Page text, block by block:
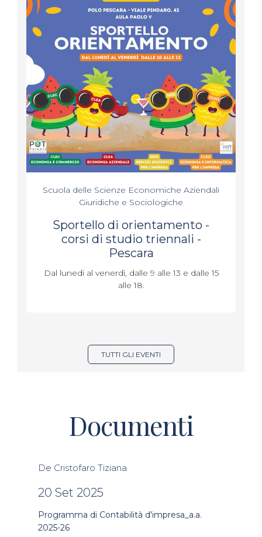
Scuola delle Scienze Economiche Aziendali
Giuridiche e Sociologiche
Sportello di orientamento -
corsi di studio triennali -
Pescara
Dal lunedì al venerdì, dalle 9 alle 13 e dalle 15
alle 18.
TUTTI GLI EVENTI
Documenti
De Cristofaro Tiziana
20 Set 2025
Programma di Contabilità d'impresa_a.a.
2025-26